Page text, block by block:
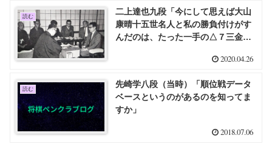
読む
二上達也九段「今にして思えば大山
康晴十五世名人と私の勝負付けがす
んだのは、たった一手の△７三金引
2020.04.26
読む
先崎学八段（当時）「順位戦データ
ベースというのがあるのを知ってま
すか」
2018.07.06